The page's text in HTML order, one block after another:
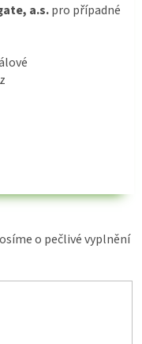
a.s.pro případné
o pečlivé vyplnění